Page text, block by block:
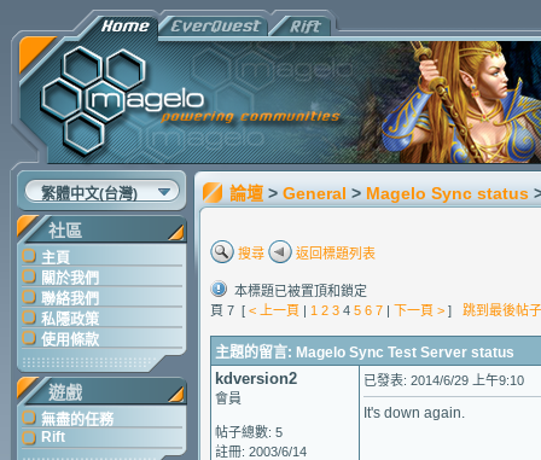
繁體中文(台灣)
社區
主頁
關於我們
聯絡我們
私隱政策
使用條款
遊戲
無盡的任務
Rift
論壇 > General > Magelo Sync status
搜尋 返回標題列表
本標題已被置頂和鎖定
頁 7 [ < 上一頁 | 1 2 3 4 5 6 7 | 下一頁 > ] 跳到最後帖子
主題的留言: Magelo Sync Test Server status
kdversion2
會員
帖子總數: 5
註冊: 2003/6/14
已發表: 2014/6/29 上午9:10
It's down again.